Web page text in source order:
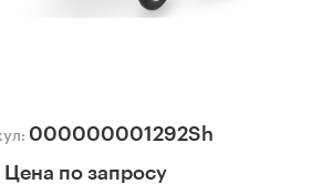
000000001292Sh
Цена по запросу